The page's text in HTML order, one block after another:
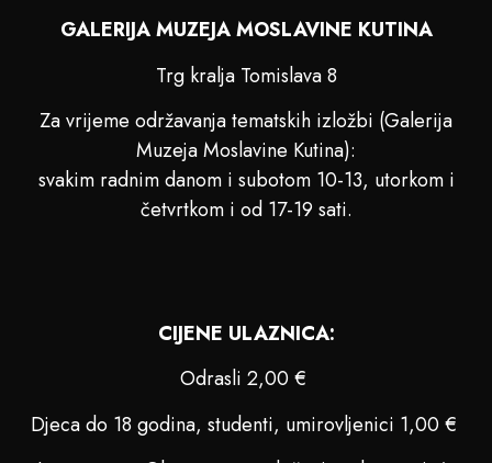
GALERIJA MUZEJA MOSLAVINE KUTINA
Trg kralja Tomislava 8
Za vrijeme održavanja tematskih izložbi (Galerija
Muzeja Moslavine Kutina):
svakim radnim danom i subotom 10-13, utorkom i
četvrtkom i od 17-19 sati.
CIJENE ULAZNICA:
Odrasli 2,00 €
Djeca do 18 godina, studenti, umirovljenici 1,00 €